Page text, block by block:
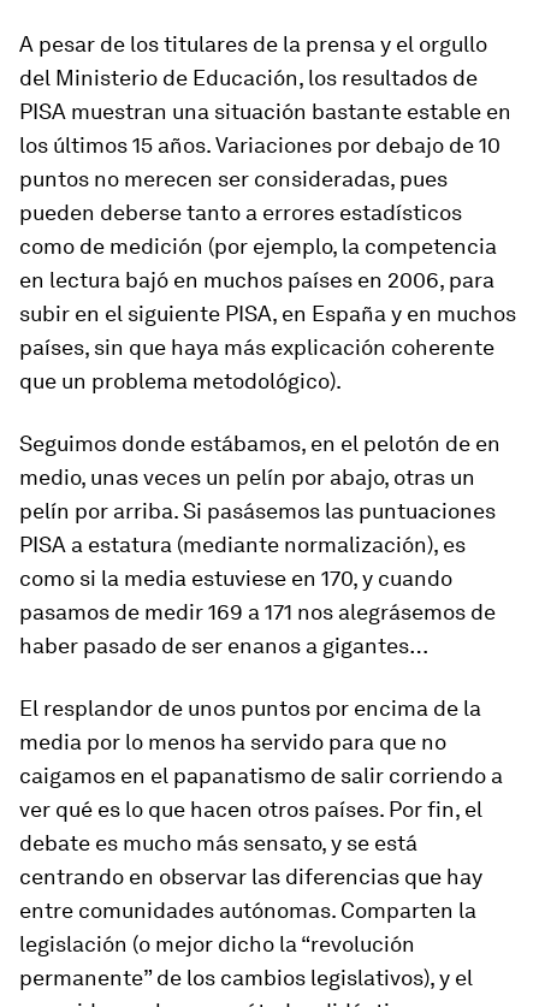
A pesar de los titulares de la prensa y el orgullo
del Ministerio de Educación, los resultados de
PISA muestran una situación bastante estable en
los últimos 15 años. Variaciones por debajo de 10
puntos no merecen ser consideradas, pues
pueden deberse tanto a errores estadísticos
como de medición (por ejemplo, la competencia
en lectura bajó en muchos países en 2006, para
subir en el siguiente PISA, en España y en muchos
países, sin que haya más explicación coherente
que un problema metodológico).
Seguimos donde estábamos, en el pelotón de en
medio, unas veces un pelín por abajo, otras un
pelín por arriba. Si pasásemos las puntuaciones
PISA a estatura (mediante normalización), es
como si la media estuviese en 170, y cuando
pasamos de medir 169 a 171 nos alegrásemos de
haber pasado de ser enanos a gigantes…
El resplandor de unos puntos por encima de la
media por lo menos ha servido para que no
caigamos en el papanatismo de salir corriendo a
ver qué es lo que hacen otros países. Por fin, el
debate es mucho más sensato, y se está
centrando en observar las diferencias que hay
entre comunidades autónomas. Comparten la
legislación (o mejor dicho la “revolución
permanente” de los cambios legislativos), y el